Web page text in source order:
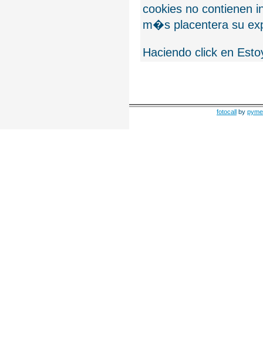
cookies no contienen
m�s placentera su
Haciendo click en
fotocall by